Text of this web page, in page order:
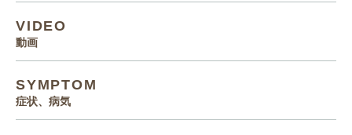
VIDEO
動画
SYMPTOM
症状、病気